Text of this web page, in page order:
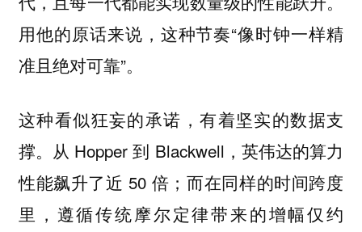
用他的原话来说，这种节奏“像时钟一样精
准且绝对可靠”。
这种看似狂妄的承诺，有着坚实的数据支
撑。从 Hopper 到 Blackwell，英伟达的算力
性能飙升了近 50 倍；而在同样的时间跨度
里，遵循传统摩尔定律带来的增幅仅约